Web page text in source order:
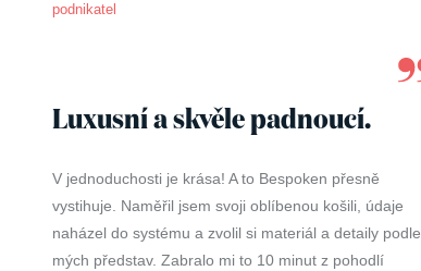
podnikatel
Luxusní a skvěle padnoucí.
V jednoduchosti je krása! A to Bespoken přesně
vystihuje. Naměřil jsem svoji oblíbenou košili, údaje
naházel do systému a zvolil si materiál a detaily podle
mých představ. Zabralo mi to 10 minut z pohodlí